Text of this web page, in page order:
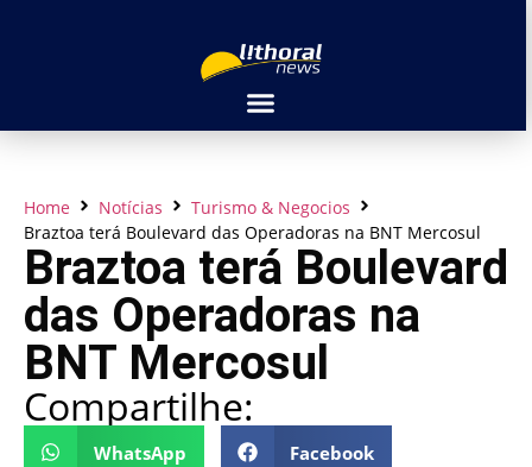
Home Notícias
Turismo & Negocios
Braztoa terá Boulevard das Operadoras na BNT Mercosul
Braztoa terá Boulevard
das Operadoras na
BNT Mercosul
Compartilhe:
WhatsApp Facebook